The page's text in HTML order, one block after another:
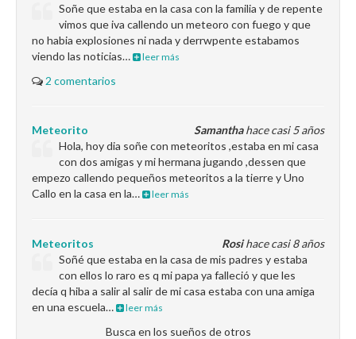
Soñe que estaba en la casa con la familia y de repente
vimos que iva callendo un meteoro con fuego y que
no habia explosiones ni nada y derrwpente estabamos
viendo las noticias…
leer más
2 comentarios
Samanthahace casi 5 años
Meteorito
Hola, hoy dia soñe con meteoritos ,estaba en mi casa
con dos amigas y mi hermana jugando ,dessen que
empezo callendo pequeños meteoritos a la tierre y Uno
Callo en la casa en la…
leer más
Rosihace casi 8 años
Meteoritos
Soñé que estaba en la casa de mis padres y estaba
con ellos lo raro es q mi papa ya falleció y que les
decía q hiba a salir al salir de mi casa estaba con una amiga
en una escuela…
leer más
Busca en los sueños de otros